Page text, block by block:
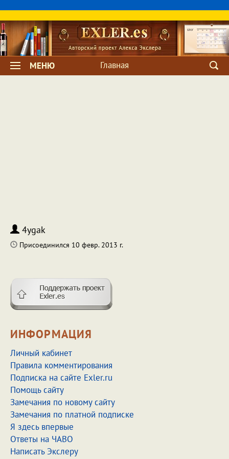
МЕНЮ Главная
4ygak
Присоединился 10 февр. 2013 г.
ИНФОРМАЦИЯ
Личный кабинет
Правила комментирования
Подписка на сайте Exler.ru
Помощь сайту
Замечания по новому сайту
Замечания по платной подписке
Я здесь впервые
Ответы на ЧАВО
Написать Экслеру